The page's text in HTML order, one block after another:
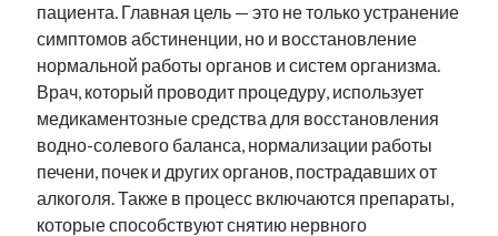
пациента. Главная цель — это не только устранение
симптомов абстиненции, но и восстановление
нормальной работы органов и систем организма.
Врач, который проводит процедуру, использует
медикаментозные средства для восстановления
водно-солевого баланса, нормализации работы
печени, почек и других органов, пострадавших от
алкоголя. Также в процесс включаются препараты,
которые способствуют снятию нервного